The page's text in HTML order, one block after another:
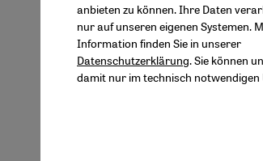
anbieten zu können. Ihre Daten
nur auf unseren eigenen Systemen.
Information finden Sie in unserer
Datenschutzerklärung. Sie können
damit nur im technisch notwendigen